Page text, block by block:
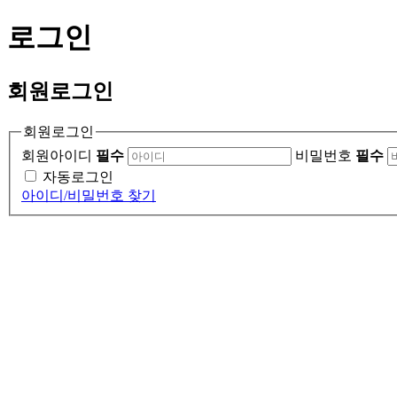
로그인
회원 로그인
회원로그인
회원아이디 필수 비밀번호 필수
자동로그인
아이디/비밀번호 찾기